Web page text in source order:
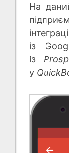
На
із
із
у